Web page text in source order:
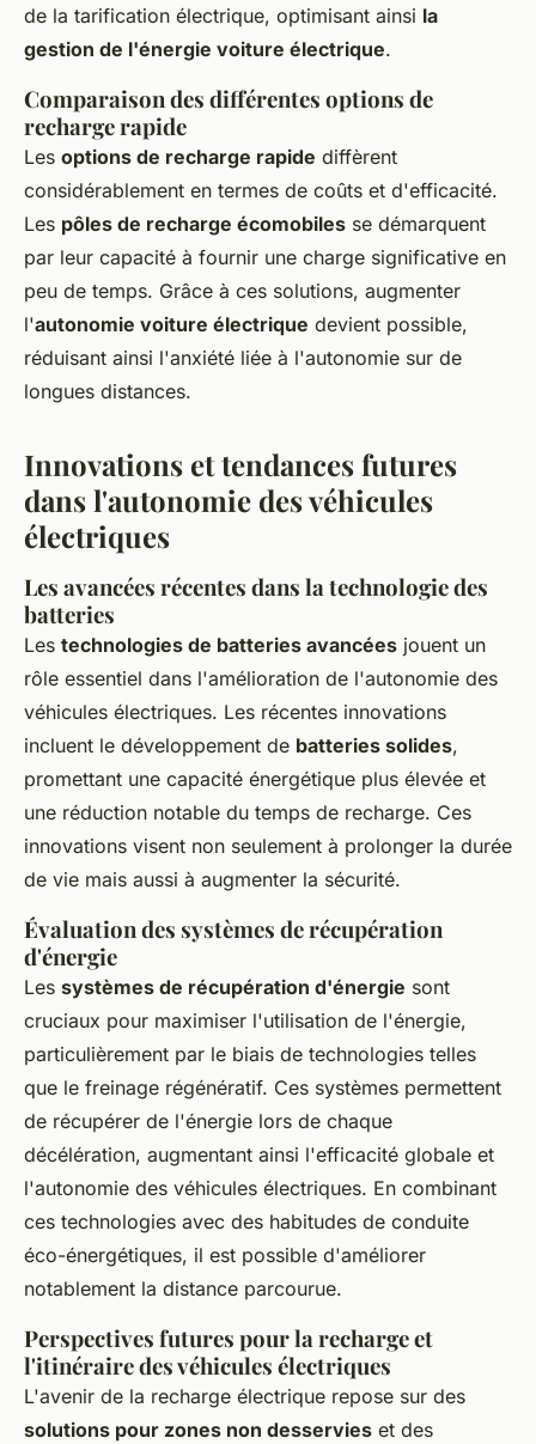
de la tarification électrique, optimisant ainsi la
gestion de l'énergie voiture électrique.
Comparaison des différentes options de
recharge rapide
Les options de recharge rapide diffèrent
considérablement en termes de coûts et d'efficacité.
Les pôles de recharge écomobiles se démarquent
par leur capacité à fournir une charge significative en
peu de temps. Grâce à ces solutions, augmenter
l'autonomie voiture électrique devient possible,
réduisant ainsi l'anxiété liée à l'autonomie sur de
longues distances.
Innovations et tendances futures
dans l'autonomie des véhicules
électriques
Les avancées récentes dans la technologie des
batteries
Les technologies de batteries avancées jouent un
rôle essentiel dans l'amélioration de l'autonomie des
véhicules électriques. Les récentes innovations
incluent le développement de batteries solides,
promettant une capacité énergétique plus élevée et
une réduction notable du temps de recharge. Ces
innovations visent non seulement à prolonger la durée
de vie mais aussi à augmenter la sécurité.
Évaluation des systèmes de récupération
d'énergie
Les systèmes de récupération d'énergie sont
cruciaux pour maximiser l'utilisation de l'énergie,
particulièrement par le biais de technologies telles
que le freinage régénératif. Ces systèmes permettent
de récupérer de l'énergie lors de chaque
décélération, augmentant ainsi l'efficacité globale et
l'autonomie des véhicules électriques. En combinant
ces technologies avec des habitudes de conduite
éco-énergétiques, il est possible d'améliorer
notablement la distance parcourue.
Perspectives futures pour la recharge et
l'itinéraire des véhicules électriques
L'avenir de la recharge électrique repose sur des
solutions pour zones non desservies et des